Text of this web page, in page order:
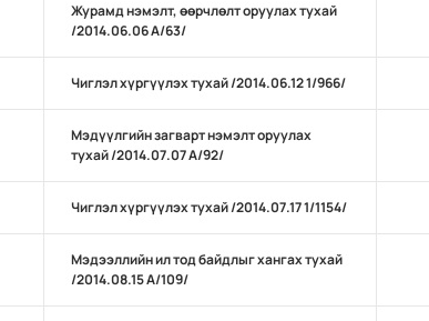
Журамд нэмэлт, өөрчлөлт оруулах тухай
/2014.06.06 А/63/
Чиглэл хүргүүлэх тухай /2014.06.12 1/966/
Мэдүүлгийн загварт нэмэлт оруулах
тухай /2014.07.07 А/92/
Чиглэл хүргүүлэх тухай /2014.07.17 1/1154/
Мэдээллийн ил тод байдлыг хангах тухай
/2014.08.15 А/109/